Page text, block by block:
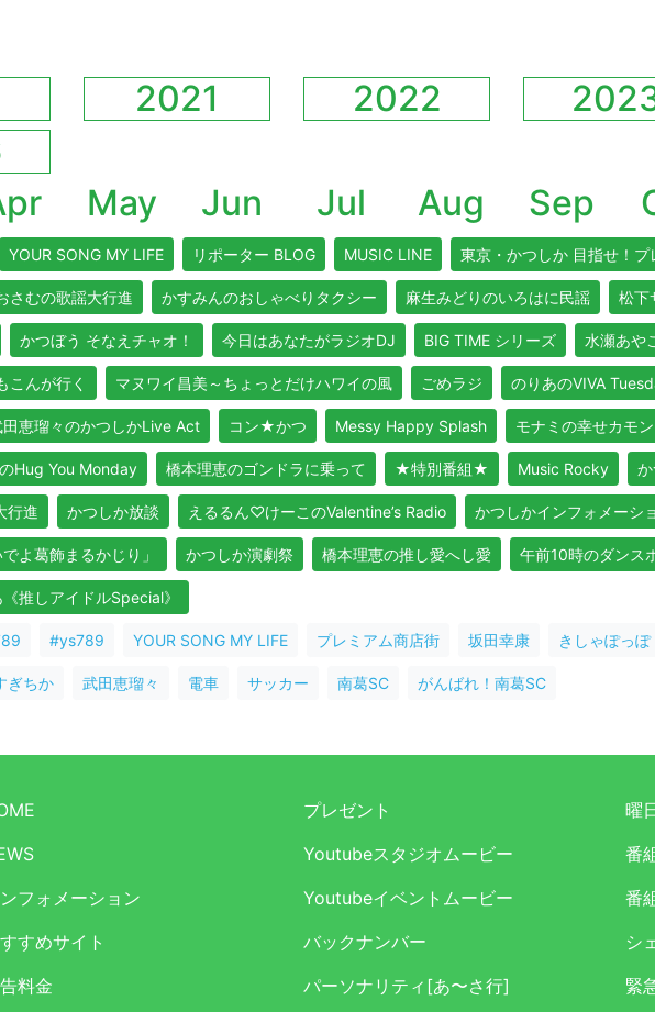
2021 2022
May Jun Jul Aug Sep
YOUR SONG MY LIFE リポーター BLOG MUSIC LINE 東京・かつしか 目指せ！プ
さむの歌謡大行進 かすみんのおしゃべりタクシー 麻生みどりのいろはに民謡 松下
かつぼう そなえチャオ！ 今日はあなたがラジオDJ BIG TIME シリーズ 水瀬あや
こんが行く マヌワイ昌美～ちょっとだけハワイの風 ごめラジ のりあのVIVA
田恵瑠々のかつしかLive Act コン★かつ Messy Happy Splash モナミの幸せカモ
Hug You Monday 橋本理恵のゴンドラに乗って ★特別番組★ Music Rocky
行進 かつしか放談 えるるん♡けーこのValentine’s Radio かつしかインフォメーシ
よ葛飾まるかじり」 かつしか演劇祭 橋本理恵の推し愛へし愛 午前10時のダンス
推しアイドルSpecial》
#ys789 YOUR SONG MY LIFE プレミアム商店街 坂田幸康 きしゃぽっぽ
ぎちか 武田恵瑠々 電車 サッカー 南葛SC がんばれ！南葛SC
フォメーション
すめサイト
料金
プレゼント
Youtubeスタジオムービー
Youtubeイベントムービー
バックナンバー
パーソナリティ[あ〜さ行]
曜
番
番
シ
緊